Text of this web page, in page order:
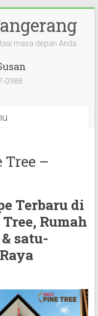
masa depan Anda
0988
Tree –
Terbaru di
Rumah
satu-